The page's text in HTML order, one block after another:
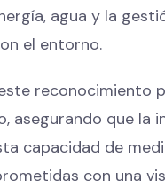
agua y la
el entorno.
reconocimiento
asegurando que
capacidad de
con una